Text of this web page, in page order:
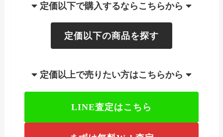
定価以下で購入するならこちらから
定価以下の商品を探す
定価以上で売りたい方はこちらから
LINE査定はこちら